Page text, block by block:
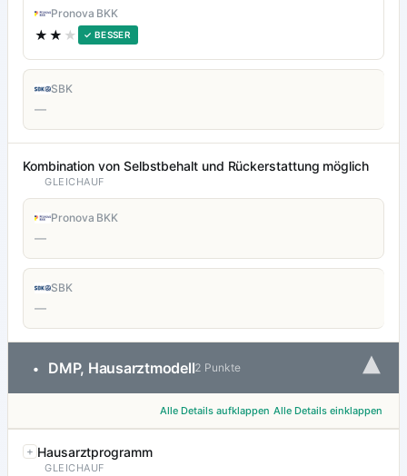
Pronova BKK
★★ ★ ✓ BESSER
SBK
—
Kombination von Selbstbehalt und Rückerstattung möglich
GLEICHAUF
Pronova BKK
—
SBK
—
• DMP, Hausarztmodell2 Punkte ▾
Alle Details aufklappen Alle Details einklappen
Hausarztprogramm
GLEICHAUF